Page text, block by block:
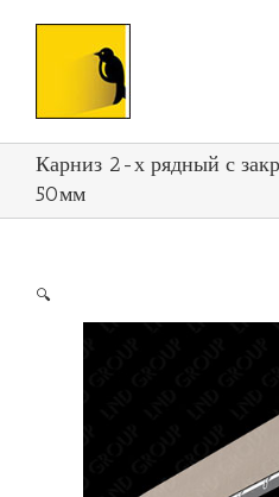
Карниз 2-х рядный с
50мм
🔍